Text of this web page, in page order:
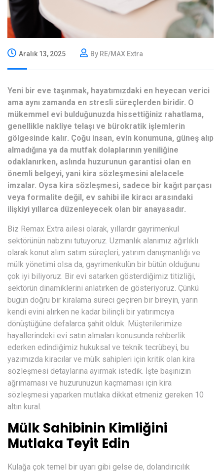
Aralık 13, 2025 By RE/MAX Extra
Yeni bir eve taşınmak, hayatımızdaki en heyecan verici
ama aynı zamanda en stresli süreçlerden biridir. O
mükemmel evi bulduğunuzda hissettiğiniz rahatlama,
genellikle nakliye telaşı ve bürokratik işlemlerin
gölgesinde kalır. Çoğu insan, evin konumuna, güneş alıp
almadığına ya da mutfak dolaplarının yeniliğine
odaklanırken, aslında huzurunun garantisi olan en
önemli belgeyi, yani kira sözleşmesini alelacele
imzalar. Oysa kira sözleşmesi, sadece bir kağıt parçası
veya formalite değil, ev sahibi ile kiracı arasındaki
ilişkiyi yıllarca düzenleyecek olan bir anayasadır.
Biz Remax Extra ailesi olarak, yıllardır gayrimenkul
sektörünün nabzını tutuyoruz. Uzmanlık alanımız ağırlıklı
olarak konut alım satım süreçleri, yatırım danışmanlığı ve
mülk yönetimi olsa da, gayrimenkulün bir bütün olduğunu
çok iyi biliyoruz. Bir evi satarken gösterdiğimiz titizliği,
sektörün dinamiklerini anlatırken de gösteriyoruz. Çünkü
bugün doğru bir kiralama süreci geçiren bir bireyin, yarın
kendi evini alırken ne kadar bilinçli bir yatırımcıya
dönüştüğüne defalarca şahit olduk. Müşterilerimize
hayallerindeki evi satın almaları konusunda rehberlik
ederken edindiğimiz hukuksal ve teknik tecrübeyi, bu
yazımızda kiracılar ve mülk sahipleri için kritik olan kira
sözleşmesi detaylarına ayırmak istedik. İşte başınızın
ağrımaması ve huzurunuzun kaçmaması için kira
sözleşmesi yaparken mutlaka dikkat etmeniz gereken 10
altın kural.
Mülk Sahibinin Kimliğini
Mutlaka Teyit Edin
Kulağa çok temel bir uyarı gibi gelse de, dolandırıcılık